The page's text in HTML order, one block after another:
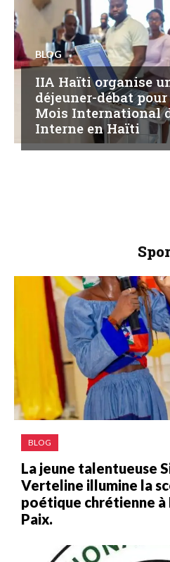
BLOG
IIA Haïti organise
déjeuner-débat
Mois International
Interne en Haïti
BLOG
La jeune talentueuse
Verteline illumine la
poétique chrétienne
Paix.